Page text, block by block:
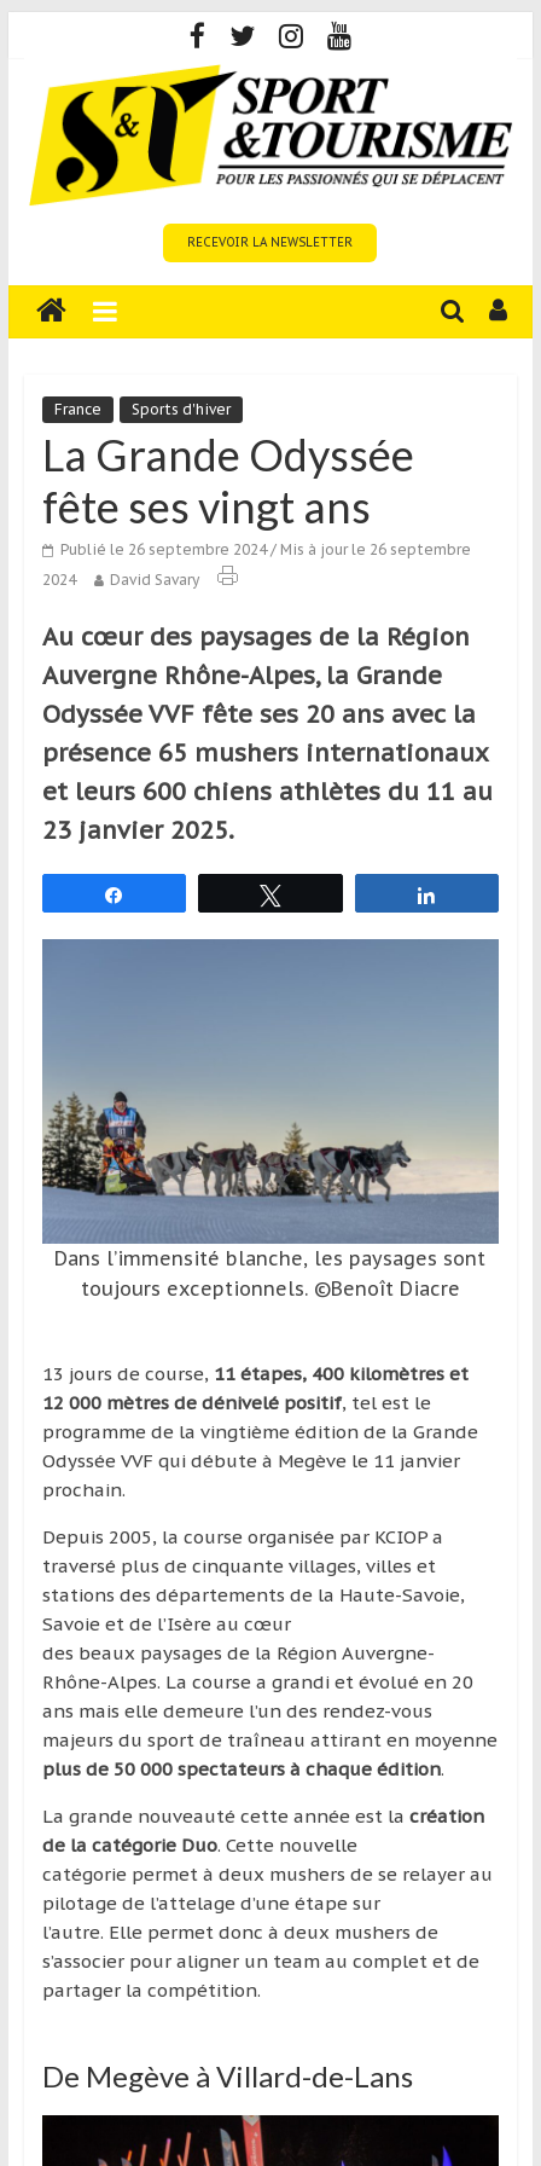
content
Tourisme
est
média
sur
tourisme
sportif
qui
s’adresse
voyageurs
ponctuels
ou
réguliers,
pratiquants,
passionnés
ou
simples
spectateurs
sport,
l’étranger
pour
leur
passion,
profitant
de
découverte
culturelle
pays
d’une
région
RECEVOIR LA NEWSLETTER
France Sports d'hiver
La Grande Odyssée
fête ses vingt ans
Publié le 26 septembre 2024/ Mis à jour le 26 septembre
2024
David Savary
Au cœur des paysages de la Région
Auvergne Rhône-Alpes, la Grande
Odyssée VVF fête ses 20 ans avec la
présence 65 mushers internationaux
et leurs 600 chiens athlètes du 11 au
23 janvier 2025.
Dans l’immensité blanche, les paysages sont
toujours exceptionnels. ©Benoît Diacre
13 jours de course, 11 étapes, 400 kilomètres et
12 000 mètres de dénivelé positif, tel est le
programme de la vingtième édition de la Grande
Odyssée VVF qui débute à Megève le 11 janvier
prochain.
Depuis 2005, la course organisée par KCIOP a
traversé plus de cinquante villages, villes et
stations des départements de la Haute-Savoie,
Savoie et de l’Isère au cœur
des beaux paysages de la Région Auvergne-
Rhône-Alpes. La course a grandi et évolué en 20
ans mais elle demeure l’un des rendez-vous
majeurs du sport de traîneau attirant en moyenne
plus de 50 000 spectateurs à chaque édition.
La grande nouveauté cette année est la création
de la catégorie Duo. Cette nouvelle
catégorie permet à deux mushers de se relayer au
pilotage de l’attelage d’une étape sur
l’autre. Elle permet donc à deux mushers de
s’associer pour aligner un team au complet et de
partager la compétition.
De Megève à Villard-de-Lans